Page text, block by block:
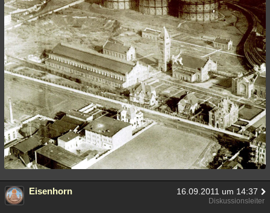
Eisenhorn 16.09.2011 um 14:37
Diskussionsleiter